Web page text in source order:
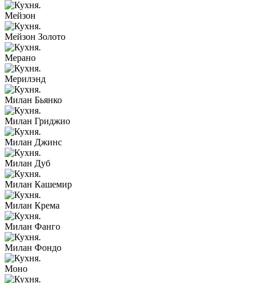
Мейзон
Мейзон Золото
Мерано
Мерилэнд
Милан Бьянко
Милан Гриджио
Милан Джинс
Милан Дуб
Милан Кашемир
Милан Крема
Милан Фанго
Милан Фондо
Моно